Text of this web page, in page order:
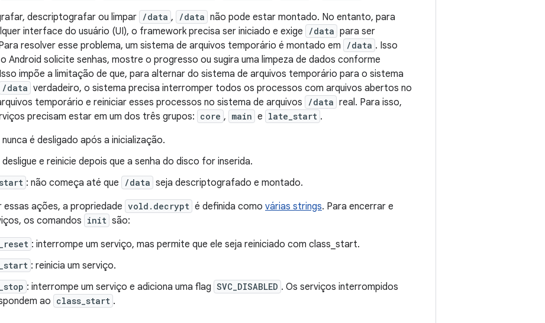
descriptografar ou limpar /data , /data não pode estar montado. No entanto, para
interface do usuário (UI), o framework precisa ser iniciado e exige
/data para ser
resolver esse problema, um sistema de arquivos temporário é montado em
/data . Isso
Android solicite senhas, mostre o progresso ou sugira uma limpeza de dados conforme
impõe a limitação de que, para alternar do sistema de arquivos temporário para o sistema
/data verdadeiro, o sistema precisa interromper todos os processos com arquivos abertos no
temporário e reiniciar esses processos no sistema de arquivos
/data real. Para isso,
precisam estar em um dos três grupos: core , main e late_start .
nunca é desligado após a inicialização.
desligue e reinicie depois que a senha do disco for inserida.
: não começa até que /data seja descriptografado e montado.
essas ações, a propriedade vold.decrypt é definida como várias strings. Para encerrar e
os comandos init são:
: interrompe um serviço, mas permite que ele seja reiniciado com class_start.
: reinicia um serviço.
: interrompe um serviço e adiciona uma flag SVC_DISABLED . Os serviços interrompidos
ao class_start .